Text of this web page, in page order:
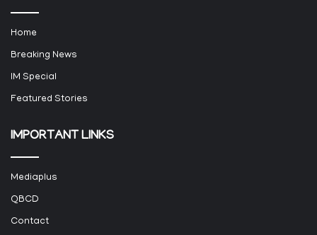
Home
Breaking News
IM Special
Featured Stories
IMPORTANT LINKS
Mediaplus
QBCD
Contact